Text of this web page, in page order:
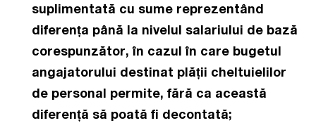
suplimentată cu sume reprezentând
diferența până la nivelul salariului de bază
corespunzător, în cazul în care bugetul
angajatorului destinat plății cheltuielilor
de personal permite, fără ca această
diferență să poată fi decontată;